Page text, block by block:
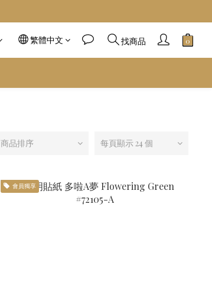
繁體中文 找商品
商品排序 每頁顯示 24 個
會員獨享